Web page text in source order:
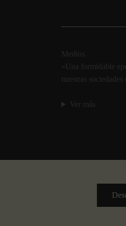
Medios
«Una formidable
nuestras
Ver más